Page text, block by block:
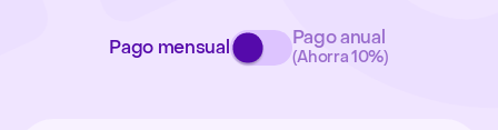
Pago mensual Pago anual
(Ahorra 10%)